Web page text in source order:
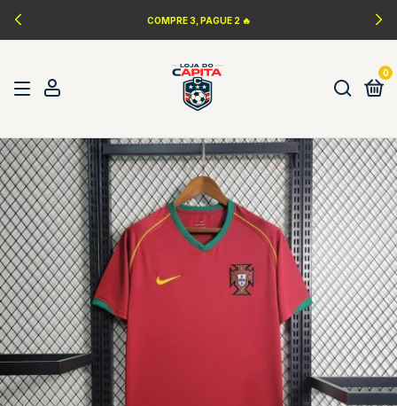
COMPRE 3, PAGUE 2 🔥
0